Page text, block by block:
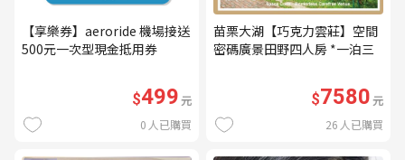
【享樂券】aeroride 機場接送
500元一次型現金抵用券
$499元
0 人已購買
苗栗大湖【巧克力雲莊】空間
密碼廣景田野四人房 *一泊三
$7580元
26 人已購買